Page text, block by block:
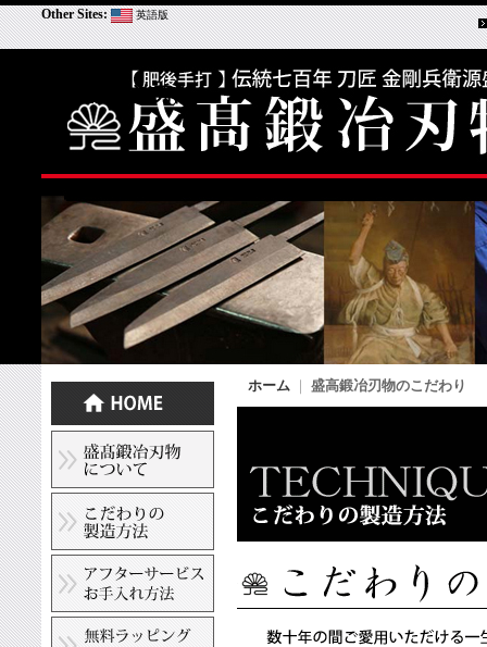
Other Sites: 英語版
盛高鍛冶刃物
ホーム 盛高鍛冶刃物のこだわり